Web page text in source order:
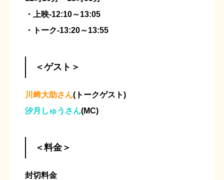
・上映-12:10～13:05
・トーク-13:20～13:55
＜ゲスト＞
川﨑大助さん(トークゲスト)
汐月しゅうさん(MC)
＜料金＞
封切料金